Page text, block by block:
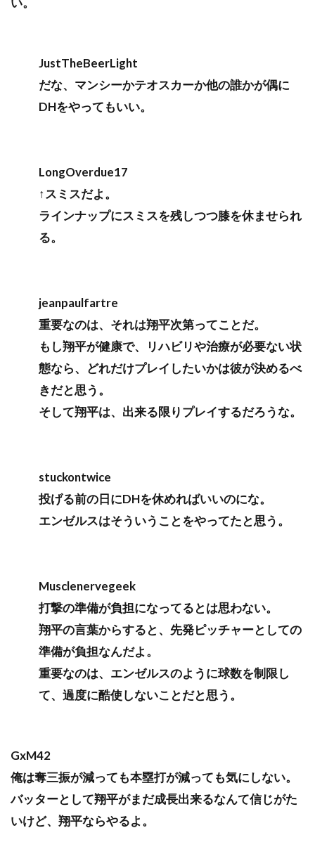
JustTheBeerLight
だな、マンシーかテオスカーか他の誰かが偶に
DHをやってもいい。
LongOverdue17
↑スミスだよ。
ラインナップにスミスを残しつつ膝を休ませられ
る。
jeanpaulfartre
重要なのは、それは翔平次第ってことだ。
もし翔平が健康で、リハビリや治療が必要ない状
態なら、どれだけプレイしたいかは彼が決めるべ
きだと思う。
そして翔平は、出来る限りプレイするだろうな。
stuckontwice
投げる前の日にDHを休めればいいのにな。
エンゼルスはそういうことをやってたと思う。
Musclenervegeek
打撃の準備が負担になってるとは思わない。
翔平の言葉からすると、先発ピッチャーとしての
準備が負担なんだよ。
重要なのは、エンゼルスのように球数を制限し
て、過度に酷使しないことだと思う。
GxM42
俺は奪三振が減っても本塁打が減っても気にしない。
バッターとして翔平がまだ成長出来るなんて信じがた
いけど、翔平ならやるよ。